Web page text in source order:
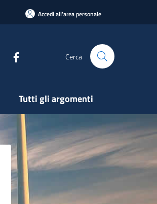
Accedi all'area personale
Cerca
Tutti gli argomenti